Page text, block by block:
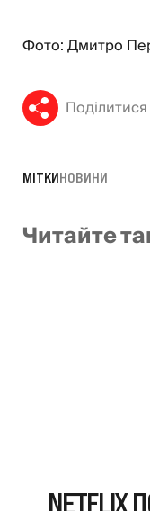
Фото: Дмитро
Поділитися
МІТКИНОВИНИ
Читайте
NETFLIX